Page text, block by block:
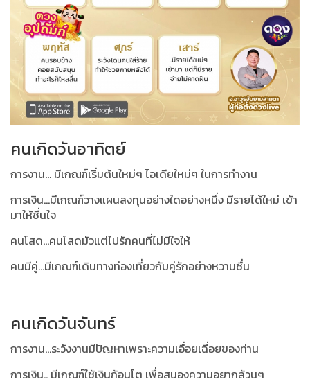
คนเกิดวันอาทิตย์
การงาน... มีเกณฑ์เริ่มต้นใหม่ๆ ไอเดียใหม่ๆ ในการทำงาน
การเงิน...มีเกณฑ์วางแผนลงทุนอย่างใดอย่างหนึ่ง มีรายได้ใหม่ เข้า
มาให้ชื่นใจ
คนโสด...คนโสดมัวแต่ไปรักคนที่ไม่มีใจให้
คนมีคู่...มีเกณฑ์เดินทางท่องเที่ยวกับคู่รักอย่างหวานชื่น
คนเกิดวันจันทร์
การงาน...ระวังงานมีปัญหาเพราะความเอื่อยเฉื่อยของท่าน
การเงิน.. มีเกณฑ์ใช้เงินก้อนโต เพื่อสนองความอยากล้วนๆ